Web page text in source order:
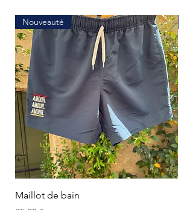
Nouveauté
Maillot de bain